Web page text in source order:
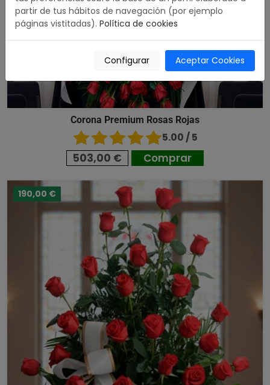
Corona Premium Rosas Rojas
5.00 / 5
503,00 € Comprar
190,00 €
partir de tus hábitos de navegación (por ejemplo
páginas vistitadas). Política de cookies
Configurar Aceptar Cookies